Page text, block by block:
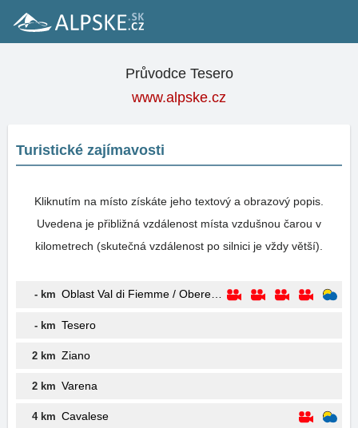
Průvodce Tesero
www.alpske.cz
Turistické zajímavosti
Kliknutím na místo získáte jeho textový a obrazový popis.
Uvedena je přibližná vzdálenost místa vzdušnou čarou v
kilometrech (skutečná vzdálenost po silnici je vždy větší).
- km Oblast Val di Fiemme / Obereggen
- km Tesero
2 km Ziano
2 km Varena
4 km Cavalese